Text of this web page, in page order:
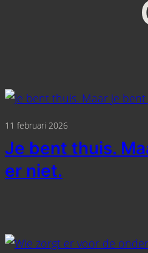
11 februari 2026
Je bent thuis.
er niet.